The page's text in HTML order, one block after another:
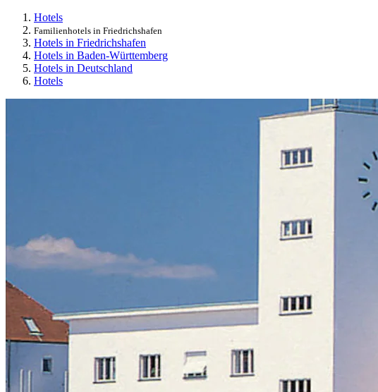
Hotels
Familienhotels in Friedrichshafen
Hotels in Friedrichshafen
Hotels in Baden-Württemberg
Hotels in Deutschland
Hotels